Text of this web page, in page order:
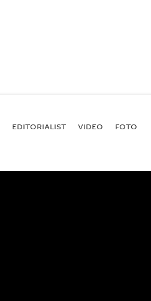
EDITORIALIST VIDEO FOTO